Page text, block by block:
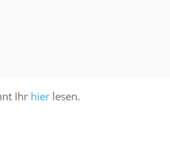
Ihr hier lesen.